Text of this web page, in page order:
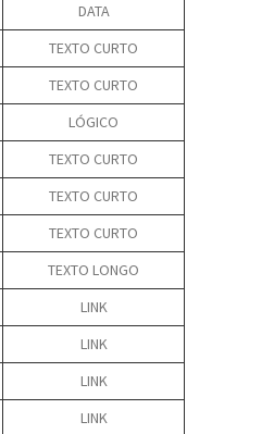
DATA
TEXTO CURTO
TEXTO CURTO
LÓGICO
TEXTO CURTO
TEXTO CURTO
TEXTO CURTO
TEXTO LONGO
LINK
LINK
LINK
LINK